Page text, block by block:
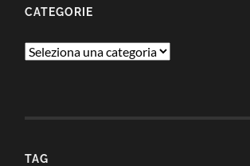
CATEGORIE
Categorie
TAG